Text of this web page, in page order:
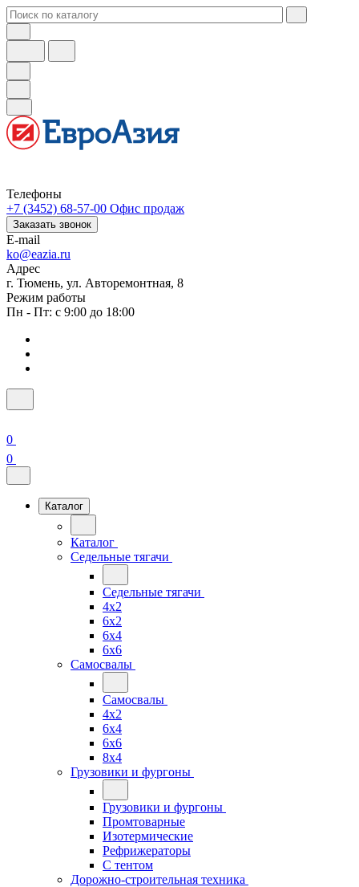
Телефоны
+7 (3452) 68-57-00 Офис продаж
Заказать звонок
E-mail
ko@eazia.ru
Адрес
г. Тюмень, ул. Авторемонтная, 8
Режим работы
Пн - Пт: с 9:00 до 18:00
0
0
Каталог
Каталог
Седельные тягачи
Седельные тягачи
4x2
6x2
6x4
6x6
Самосвалы
Самосвалы
4x2
6x4
6x6
8x4
Грузовики и фургоны
Грузовики и фургоны
Промтоварные
Изотермические
Рефрижераторы
С тентом
Дорожно-строительная техника